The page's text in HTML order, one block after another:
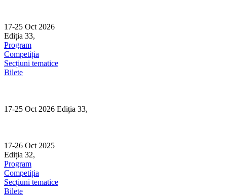
content
17-25 Oct 2026
Ediția 33,
Program
Competiția
Secțiuni tematice
Bilete
17-25 Oct 2026 Ediția 33,
17-26 Oct 2025
Ediția 32,
Program
Competiția
Secțiuni tematice
Bilete